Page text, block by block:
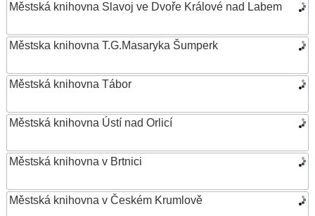
Městská knihovna Slavoj ve Dvoře Králové nad Labem
Městska knihovna T.G.Masaryka Šumperk
Městská knihovna Tábor
Městská knihovna Ústí nad Orlicí
Městská knihovna v Brtnici
Městská knihovna v Českém Krumlově